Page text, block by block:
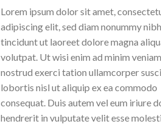
Lorem ipsum dolor sit amet,
adipiscing elit, sed diam nonummy
tincidunt ut laoreet dolore magna
volutpat. Ut wisi enim ad minim
nostrud exerci tation ullamcorper
lobortis nisl ut aliquip ex ea commodo
consequat. Duis autem vel eum iriure
hendrerit in vulputate velit esse